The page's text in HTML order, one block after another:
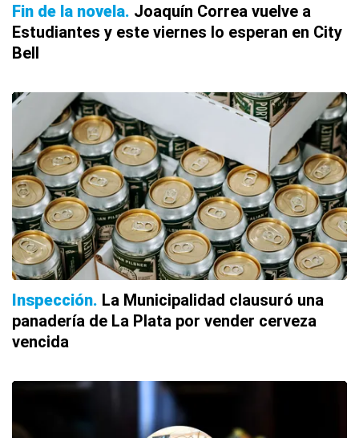
Fin de la novela Joaquín Correa vuelve a
Estudiantes y este viernes lo esperan en City
Bell
Inspección La Municipalidad clausuró una
panadería de La Plata por vender cerveza
vencida